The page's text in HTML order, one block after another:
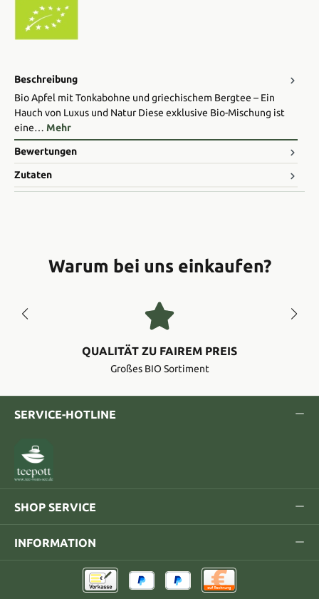
Beschreibung
Bio Apfel mit Tonkabohne und griechischem Bergtee – Ein
Hauch von Luxus und Natur Diese exklusive Bio-Mischung ist
eine… Mehr
Bewertungen
Zutaten
Warum bei uns einkaufen?
QUALITÄT ZU FAIREM PREIS
Großes BIO Sortiment
SERVICE-HOTLINE
SHOP SERVICE
INFORMATION